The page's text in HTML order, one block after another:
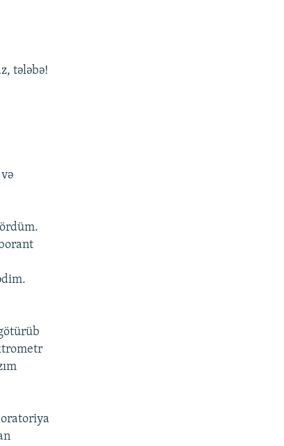
tələbə!